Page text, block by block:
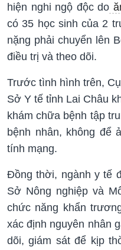
hiện nghi ngộ độc do
có 35 học sinh của 2
nặng phải chuyển lên
điều trị và theo dõi.
Trước tình hình trên,
Sở Y tế tỉnh Lai Châu
khám chữa bệnh tập
bệnh nhân, không để
tính mạng.
Đồng thời, ngành y tế
Sở Nông nghiệp và
chức năng khẩn
xác định nguyên nhân
dõi, giám sát để kịp